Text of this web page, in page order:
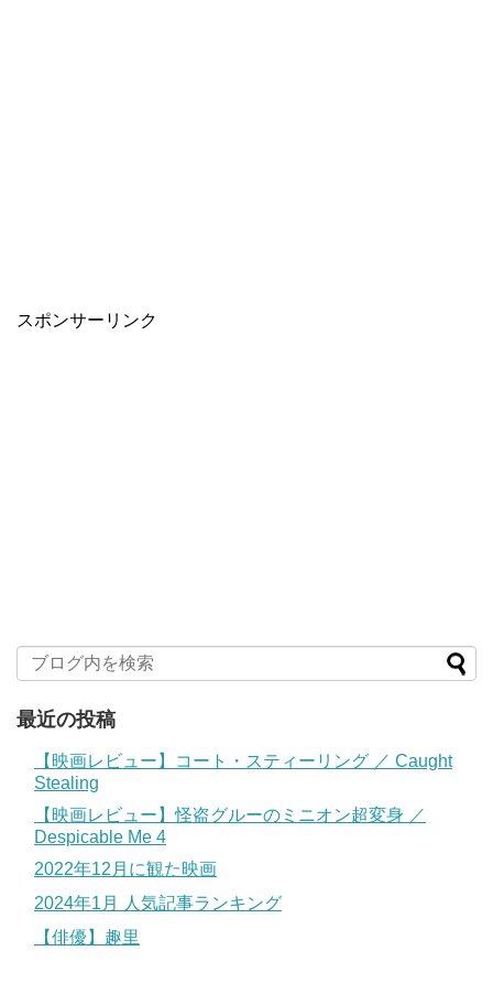
スポンサーリンク
最近の投稿
【映画レビュー】コート・スティーリング ／ Caught
Stealing
【映画レビュー】怪盗グルーのミニオン超変身 ／
Despicable Me 4
2022年12月に観た映画
2024年1月 人気記事ランキング
【俳優】趣里